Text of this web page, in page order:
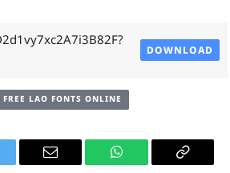
DOWNLOAD
FREE LAO FONTS ONLINE
Email WhatsApp Copy